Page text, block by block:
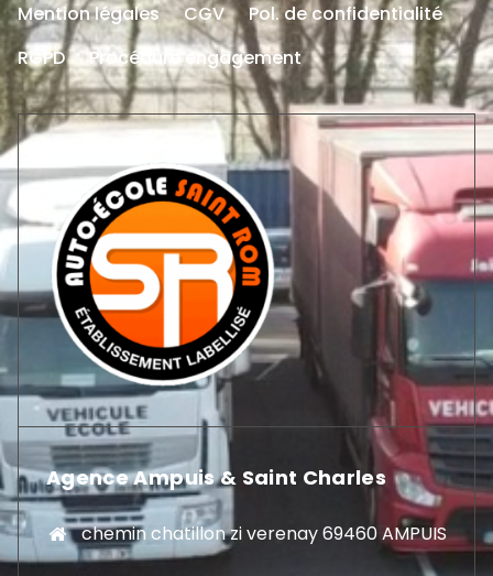
Mention légales CGV
Pol. de confidentialité
RGPD
Procédure engagement
Agence Ampuis & Saint Charles
chemin chatillon zi verenay 69460 AMPUIS